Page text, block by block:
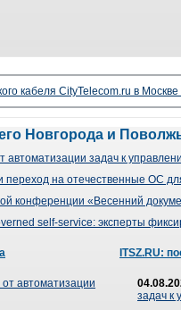
кабеля CityTelecom.ru в
Новгорода и
автоматизации задач к
на отечественные ОС
конференции «Весенний
self-service: эксперты
автоматизации
ITSZ.RU:
задач к